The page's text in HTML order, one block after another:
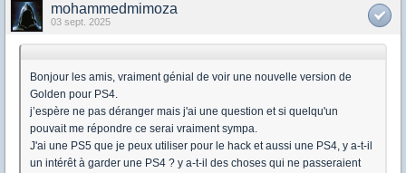
mohammedmimoza
03 sept. 2025
Bonjour les amis, vraiment génial de voir une nouvelle version de
Golden pour PS4.
j’espère ne pas déranger mais j'ai une question et si quelqu'un
pouvait me répondre ce serai vraiment sympa.
J'ai une PS5 que je peux utiliser pour le hack et aussi une PS4, y a-t-il
un intérêt à garder une PS4 ? y a-t-il des choses qui ne passeraient